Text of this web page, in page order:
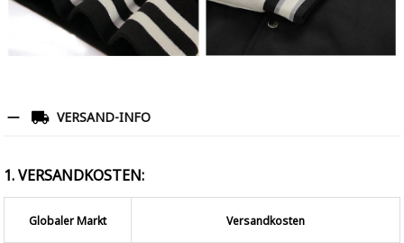
VERSAND-INFO
1. VERSANDKOSTEN:
Globaler Markt Versandkosten